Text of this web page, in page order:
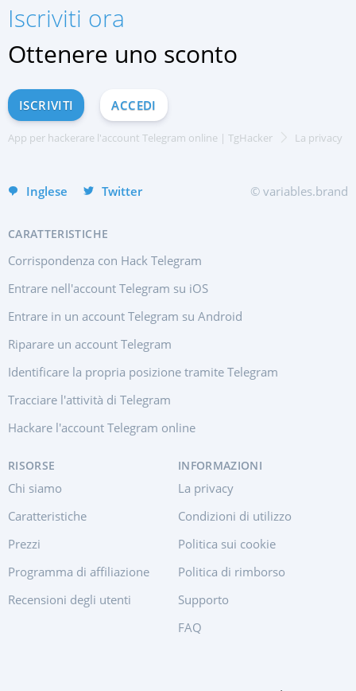
Iscriviti ora
Ottenere uno sconto
ISCRIVITI ACCEDI
App per hackerare l'account Telegram online | TgHacker La privacy
Inglese
Français
Türkçe
Portuguese (Brazil)
English
Twitter © variables.brand
CARATTERISTICHE
Corrispondenza con Hack Telegram
Entrare nell'account Telegram su iOS
Entrare in un account Telegram su Android
Riparare un account Telegram
Identificare la propria posizione tramite Telegram
Tracciare l'attività di Telegram
Hackare l'account Telegram online
RISORSE
Chi siamo
Caratteristiche
Prezzi
Programma di affiliazione
Recensioni degli utenti
INFORMAZIONI
La privacy
Condizioni di utilizzo
Politica sui cookie
Politica di rimborso
Supporto
FAQ